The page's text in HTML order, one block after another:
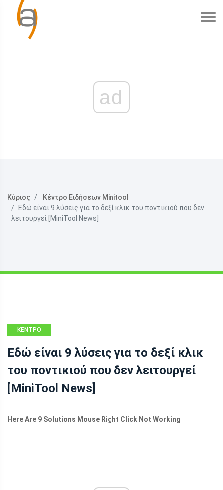
ad
Κύριος
Κέντρο Ειδήσεων Minitool
Εδώ είναι 9 λύσεις για το δεξί κλικ του ποντικιού που δεν
λειτουργεί [MiniTool News]
ΚΈΝΤΡΟ
MINITOOL
Εδώ είναι 9 λύσεις για το δεξί κλικ
του ποντικιού που δεν λειτουργεί
[MiniTool News]
Here Are 9 Solutions Mouse Right Click Not Working